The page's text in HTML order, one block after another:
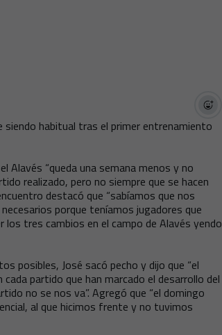
siendo habitual tras el primer entrenamiento
“queda una semana menos y no
realizado, pero no siempre que se hacen
destacó que “sabíamos que nos
porque teníamos jugadores que
tres cambios en el campo de Alavés yendo
posibles, José sacó pecho y dijo que “el
partido que han marcado el desarrollo del
no se nos va”. Agregó que “el domingo
al que hicimos frente y no tuvimos